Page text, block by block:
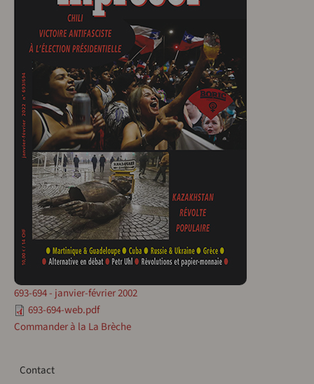
693-694 - janvier-février 2002
693-694-web.pdf
Commander à la La Brèche
Contact
Contact